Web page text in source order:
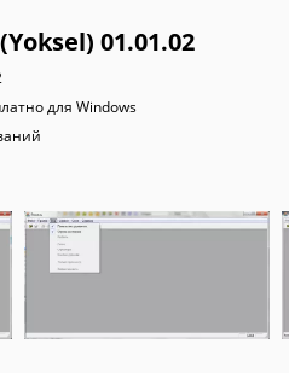
01.01.02
для Windows